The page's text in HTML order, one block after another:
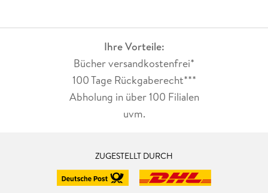
Ihre Vorteile:
Bücher versandkostenfrei*
100 Tage Rückgaberecht***
Abholung in über 100 Filialen
uvm.
ZUGESTELLT DURCH